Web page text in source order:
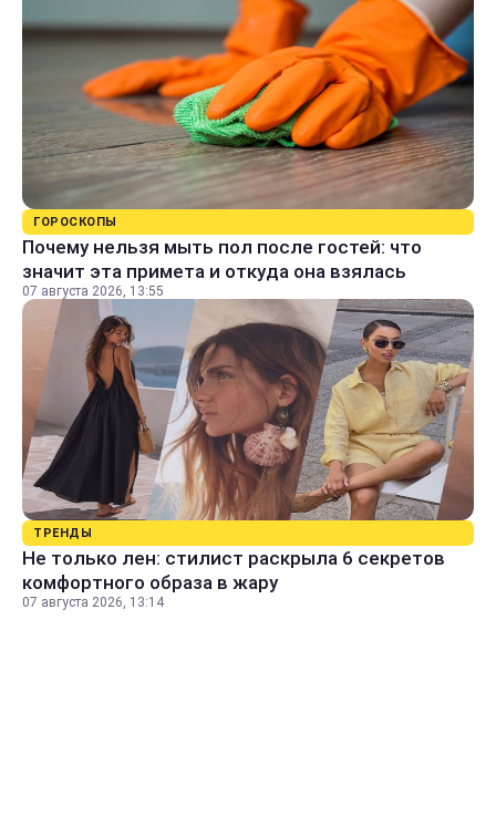
ГОРОСКОПЫ
Почему нельзя мыть пол после гостей: что
значит эта примета и откуда она взялась
07 августа 2026, 13:55
ТРЕНДЫ
Не только лен: стилист раскрыла 6 секретов
комфортного образа в жару
07 августа 2026, 13:14